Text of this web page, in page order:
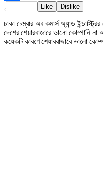
Share
Like Dislike
ঢাকা চেম্বার অব কমার্স অ্যান্ড
দেশের শেয়ারবাজারে ভালো কোম্পানি
কয়েকটি কারণে শেয়ারবাজারে ভালো